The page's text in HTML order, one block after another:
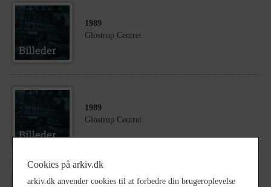
1989
Glostrup Centret
1989
Glostrup Centret
Cookies på arkiv.dk
arkiv.dk anvender cookies til at forbedre din brugeroplevelse